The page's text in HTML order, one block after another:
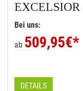
EXCELSIOR
Bei uns:
ab 509,95€*
DETAILS